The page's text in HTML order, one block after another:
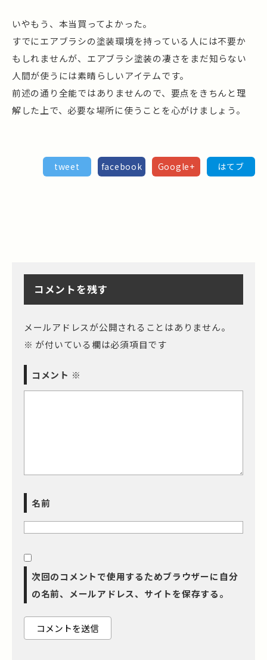
いやもう、本当買ってよかった。
すでにエアブラシの塗装環境を持っている人には不要か
もしれませんが、エアブラシ塗装の凄さをまだ知らない
人間が使うには素晴らしいアイテムです。
前述の通り全能ではありませんので、要点をきちんと理
解した上で、必要な場所に使うことを心がけましょう。
tweet facebook Google+ はてブ
コメントを残す
メールアドレスが公開されることはありません。
※ が付いている欄は必須項目です
コメント ※
名前
次回のコメントで使用するためブラウザーに自分
の名前、メールアドレス、サイトを保存する。